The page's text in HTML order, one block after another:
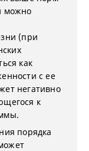
можно
(при
как
с ее
негативно
к
порядка